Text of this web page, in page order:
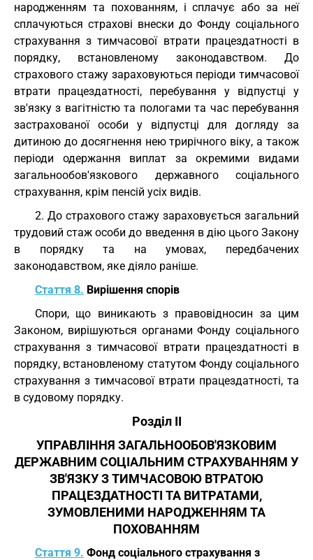
народженням та похованням, і сплачує або за неї
сплачуються страхові внески до Фонду соціального
страхування з тимчасової втрати працездатності в
порядку, встановленому законодавством. До
страхового стажу зараховуються періоди тимчасової
втрати працездатності, перебування у відпустці у
зв'язку з вагітністю та пологами та час перебування
застрахованої особи у відпустці для догляду за
дитиною до досягнення нею трирічного віку, а також
періоди одержання виплат за окремими видами
загальнообов'язкового державного соціального
страхування, крім пенсій усіх видів.
2. До страхового стажу зараховується загальний
трудовий стаж особи до введення в дію цього Закону
в порядку та на умовах, передбачених
законодавством, яке діяло раніше.
Стаття 8. Вирішення спорів
Спори, що виникають з правовідносин за цим
Законом, вирішуються органами Фонду соціального
страхування з тимчасової втрати працездатності в
порядку, встановленому статутом Фонду соціального
страхування з тимчасової втрати працездатності, та
в судовому порядку.
Розділ II
УПРАВЛІННЯ ЗАГАЛЬНООБОВ'ЯЗКОВИМ
ДЕРЖАВНИМ СОЦІАЛЬНИМ СТРАХУВАННЯМ У
ЗВ'ЯЗКУ З ТИМЧАСОВОЮ ВТРАТОЮ
ПРАЦЕЗДАТНОСТІ ТА ВИТРАТАМИ,
ЗУМОВЛЕНИМИ НАРОДЖЕННЯМ ТА
ПОХОВАННЯМ
Стаття 9. Фонд соціального страхування з